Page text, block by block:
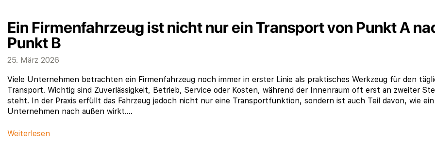
Ein Firmenfahrzeug ist nicht nur ein Transport von Punkt A
Punkt B
25. März 2026
Viele Unternehmen betrachten ein Firmenfahrzeug noch immer in erster Linie als praktisches Werkzeug für den
Transport. Wichtig sind Zuverlässigkeit, Betrieb, Service oder Kosten, während der Innenraum oft erst an zweiter
steht. In der Praxis erfüllt das Fahrzeug jedoch nicht nur eine Transportfunktion, sondern ist auch Teil davon, wie ein
Unternehmen nach außen wirkt….
Weiterlesen